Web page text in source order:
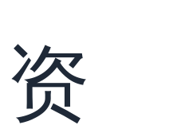
资